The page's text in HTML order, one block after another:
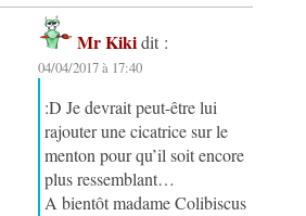
Mr Kiki dit :
04/04/2017 à 17:40
:D Je devrait peut-être lui
rajouter une cicatrice sur le
menton pour qu’il soit encore
plus ressemblant…
A bientôt madame Colibiscus